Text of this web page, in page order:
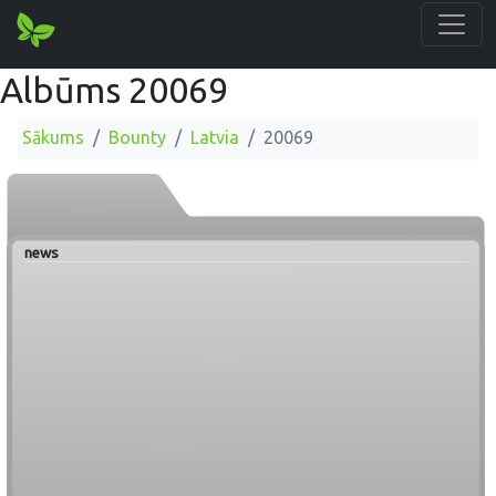
Albūms 20069
Sākums Bounty Latvia 20069
news